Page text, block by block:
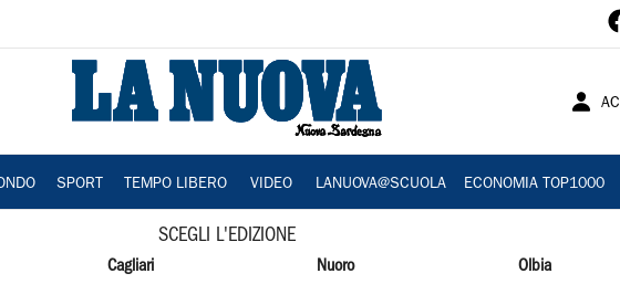
SPORT TEMPO LIBERO VIDEO LANUOVA@SCUOLA ECONOMIA TOP1000
SCEGLI L'EDIZIONE
Cagliari Nuoro Olbia